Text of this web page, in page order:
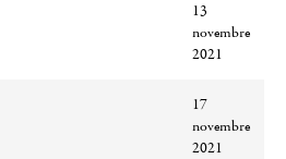
13
novembre
2021
17
novembre
2021